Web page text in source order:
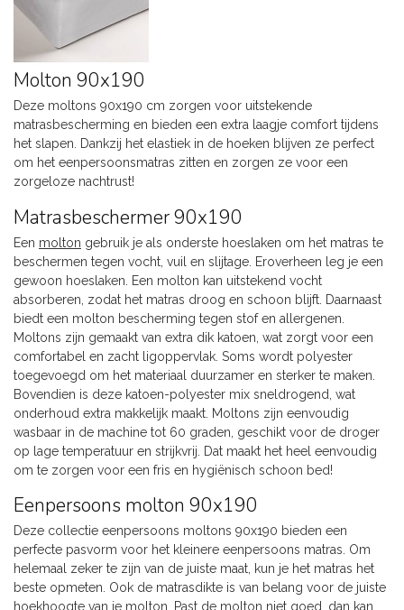
Molton 90x190
Deze moltons 90x190 cm zorgen voor uitstekende
matrasbescherming en bieden een extra laagje comfort tijdens
het slapen. Dankzij het elastiek in de hoeken blijven ze perfect
om het eenpersoonsmatras zitten en zorgen ze voor een
zorgeloze nachtrust!
Matrasbeschermer 90x190
Een molton gebruik je als onderste hoeslaken om het matras te
beschermen tegen vocht, vuil en slijtage. Eroverheen leg je een
gewoon hoeslaken. Een molton kan uitstekend vocht
absorberen, zodat het matras droog en schoon blijft. Daarnaast
biedt een molton bescherming tegen stof en allergenen.
Moltons zijn gemaakt van extra dik katoen, wat zorgt voor een
comfortabel en zacht ligoppervlak. Soms wordt polyester
toegevoegd om het materiaal duurzamer en sterker te maken.
Bovendien is deze katoen-polyester mix sneldrogend, wat
onderhoud extra makkelijk maakt. Moltons zijn eenvoudig
wasbaar in de machine tot 60 graden, geschikt voor de droger
op lage temperatuur en strijkvrij. Dat maakt het heel eenvoudig
om te zorgen voor een fris en hygiënisch schoon bed!
Eenpersoons molton 90x190
Deze collectie eenpersoons moltons 90x190 bieden een
perfecte pasvorm voor het kleinere eenpersoons matras. Om
helemaal zeker te zijn van de juiste maat, kun je het matras het
beste opmeten. Ook de matrasdikte is van belang voor de juiste
hoekhoogte van je molton. Past de molton niet goed, dan kan